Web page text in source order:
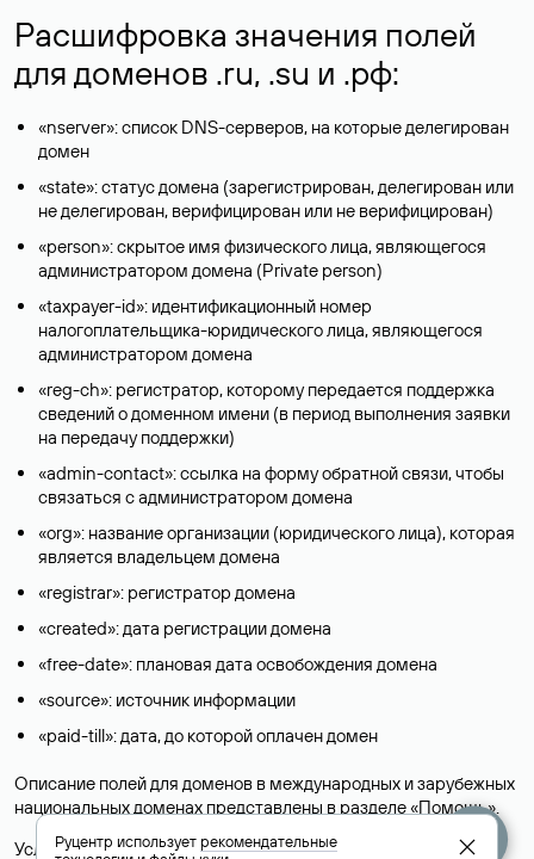
Расшифровка значения полей
для доменов .ru, .su и .рф:
«nserver»: список DNS-серверов, на которые делегирован
домен
«state»: статус домена (зарегистрирован, делегирован или
не делегирован, верифицирован или не верифицирован)
«person»: скрытое имя физического лица, являющегося
администратором домена (Privatе person)
«taxpayer-id»: идентификационный номер
налогоплательщика-юридического лица, являющегося
администратором домена
«reg-ch»: регистратор, которому передается поддержка
сведений о доменном имени (в период выполнения заявки
на передачу поддержки)
«admin-contact»: ссылка на форму обратной связи, чтобы
связаться с администратором домена
«org»: название организации (юридического лица), которая
является владельцем домена
«registrar»: регистратор домена
«created»: дата регистрации домена
«free-date»: плановая дата освобождения домена
«source»: источник информации
«paid-till»: дата, до которой оплачен домен
Описание полей для доменов в международных и зарубежных
национальных доменах представлены в разделе «Помощь».
Условия использования Whois-сервиса
Руцентр используетрекомендательные